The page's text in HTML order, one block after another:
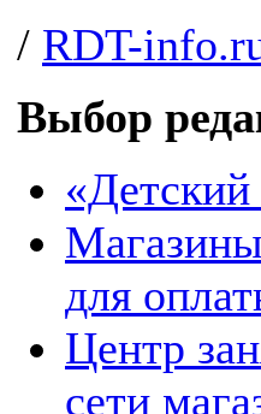
/ RDT-
Выбор
для
Центр
сети